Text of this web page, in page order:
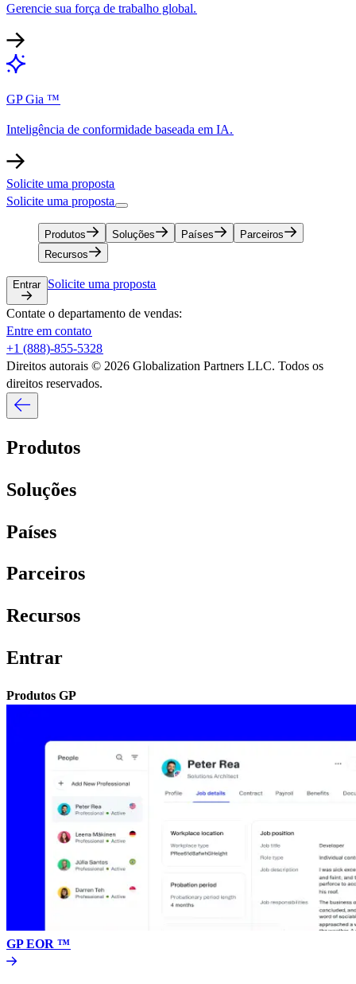
Gerencie sua força de trabalho global.​​
GP Gia ™​​
Inteligência de conformidade baseada em IA.​​
Solicite uma proposta​​
Solicite uma proposta​​
Produtos​​ Soluções​​ Países​​
Parceiros​​
Recursos​​
Entrar​​ Solicite uma proposta​​
Contate o departamento de vendas:​​
Entre em contato​​
+1 (888)-855-5328​​
Direitos autorais © 2026 Globalization Partners LLC. Todos os
direitos reservados.​​
Produtos​​
Soluções​​
Países​​
Parceiros​​
Recursos​​
Entrar​​
Produtos GP​​
GP EOR ™​​